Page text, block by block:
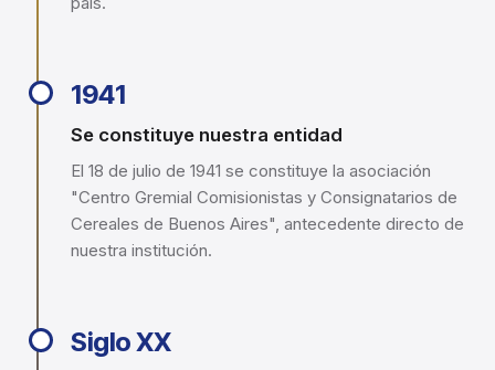
1941
Se constituye nuestra entidad
El 18 de julio de 1941 se constituye la asociación
"Centro Gremial Comisionistas y Consignatarios de
Cereales de Buenos Aires", antecedente directo de
nuestra institución.
Siglo XX